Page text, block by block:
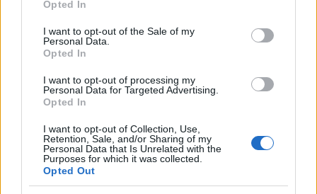
use your data for below specified purposes in below Google
consent section.
Opted In
I want to opt-out of the Sale of my
Personal Data.
Opted In
I want to opt-out of processing my
Personal Data for Targeted Advertising.
Opted In
I want to opt-out of Collection, Use,
Retention, Sale, and/or Sharing of my
Personal Data that Is Unrelated with the
Purposes for which it was collected.
Opted Out
Come risparmiare nei giorni festivi al centro
commerciale senza code e acquisti impulsivi
Davide Ferraro · 6 Ago 2026